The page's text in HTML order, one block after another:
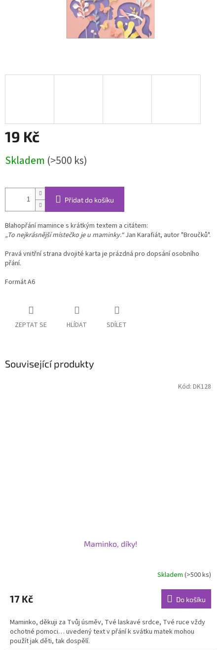
19 Kč
cena:
Skladem (>500 ks)
Přidat do košíku
Blahopřání mamince s krátkým textem a citátem:
„To nejkrásnější místečko je u maminky.“Jan Karafiát, autor "Broučků".
Pravá vnitřní strana dvojité karta je prázdná pro dopsání osobního
přání.
Formát A6
ZEPTAT SE HLÍDAT SDÍLET
Související produkty
Maminko, díky!
Skladem (>500 ks)
17 Kč Do košíku
Maminko, děkuji za Tvůj úsměv, Tvé laskavé srdce, Tvé ruce vždy
ochotné pomoci… uvedený text v přání k svátku matek mohou
použít jak děti, tak dospělí.
Kód: DK128